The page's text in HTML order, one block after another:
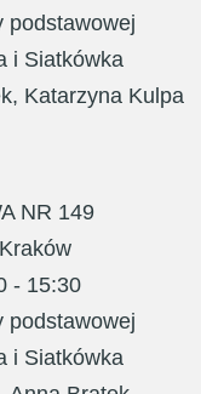
podstawowej
i Siatkówka
Katarzyna Kulpa
NR 149
- 15:30
podstawowej
i Siatkówka